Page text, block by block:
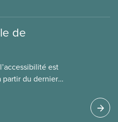
de
est
partir du dernier